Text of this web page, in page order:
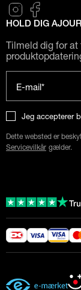
HOLD DIG AJOUR
Tilmeld dig for at
E-mail*
Jeg accepterer
Dette websted er
Servicevilkår gælder.